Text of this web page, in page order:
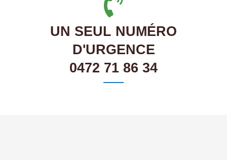
UN SEUL NUMÉRO
D'URGENCE
0472 71 86 34